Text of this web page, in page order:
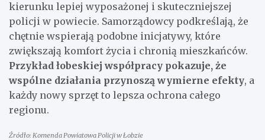
kierunku lepiej wyposażonej i skuteczniejszej
policji w powiecie. Samorządowcy podkreślają, że
chętnie wspierają podobne inicjatywy, które
zwiększają komfort życia i chronią mieszkańców.
Przykład łobeskiej współpracy pokazuje, że
wspólne działania przynoszą wymierne efekty, a
każdy nowy sprzęt to lepsza ochrona całego
regionu.
Źródło: Komenda Powiatowa Policji w Łobzie